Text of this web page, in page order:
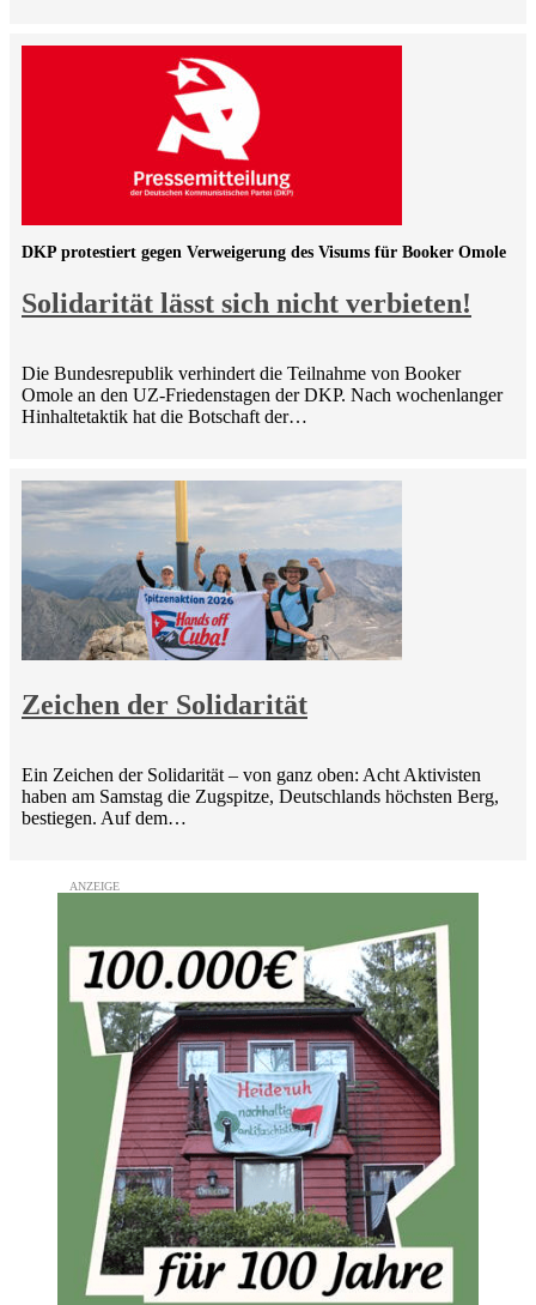
Solidarität lässt sich nicht verbieten!
DKP protestiert gegen Verweigerung des Visums für Booker Omole
Die Bundesrepublik verhindert die Teilnahme von Booker
Omole an den UZ-Friedenstagen der DKP. Nach wochenlanger
Hinhaltetaktik hat die Botschaft der…
Zeichen der Solidarität
Ein Zeichen der Solidarität – von ganz oben: Acht Aktivisten
haben am Samstag die Zugspitze, Deutschlands höchsten Berg,
bestiegen. Auf dem…